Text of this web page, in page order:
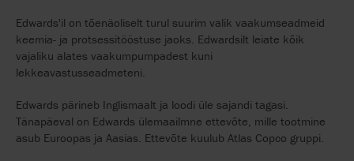
Edwards'il on tõenäoliselt turul suurim valik vaakumseadmeid
keemia- ja protsessitööstuse jaoks. Edwardsilt leiate kõik
vajaliku alates vaakumpumpadest kuni
lekkeavastusseadmeteni.
Edwards pärineb Inglismaalt ja loodi üle sajandi tagasi.
Tänapäeval on Edwards ülemaailmne ettevõte, mille tootmine
asub Euroopas ja Aasias. Ettevõte kuulub Atlas Copco gruppi.